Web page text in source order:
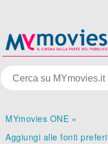
MYmovies ONE »
Aggiungi alle fonti